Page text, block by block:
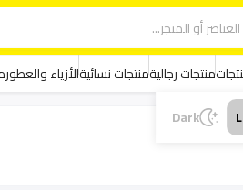
منتجات رجاليةمنتجات نسائيةالأزياء والعطور
Dark